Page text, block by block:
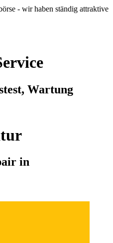
- wir haben ständig attraktive
Wartung
in